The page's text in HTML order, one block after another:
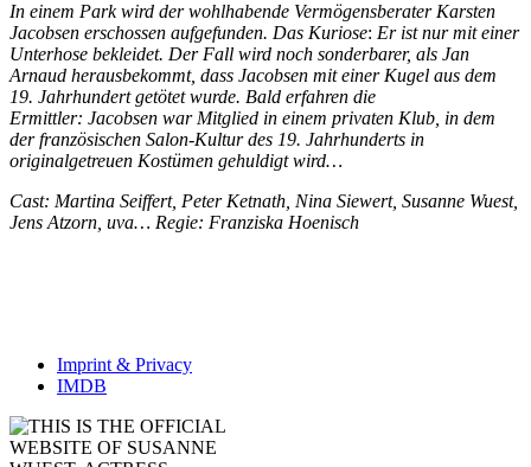
In einem Park wird der wohlhabende Vermögensberater Karsten
Jacobsen erschossen aufgefunden. Das Kuriose: Er ist nur mit einer
Unterhose bekleidet. Der Fall wird noch sonderbarer, als Jan
Arnaud herausbekommt, dass Jacobsen mit einer Kugel aus dem
19. Jahrhundert getötet wurde. Bald erfahren die
Ermittler: Jacobsen war Mitglied in einem privaten Klub, in dem
der französischen Salon-Kultur des 19. Jahrhunderts in
originalgetreuen Kostümen gehuldigt wird…
Cast: Martina Seiffert, Peter Ketnath, Nina Siewert, Susanne Wuest,
Jens Atzorn, uva… Regie: Franziska Hoenisch
Imprint & Privacy
IMDB